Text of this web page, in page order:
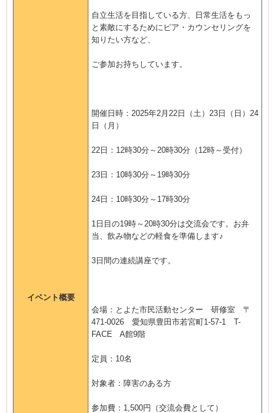
イベント概要
自立生活を目指している方、日常生活をもっ
と素敵にするためにピア・カウンセリングを
知りたい方など、
ご参加お持ちしています。
開催日時：2025年2月22日（土）23日（日）24
日（月）
22日：12時30分～20時30分（12時～受付）
23日：10時30分～19時30分
24日：10時30分～17時30分
1日目の19時～20時30分は交流会です。お弁
当、飲み物などの軽食を準備します♪
3日間の連続講座です。
会場：とよた市民活動センター 研修室 〒
471-0026 愛知県豊田市若宮町1-57-1 T-
FACE A館9階
定員：10名
対象者：障害のある方
参加費：1,500円（交流会費として）